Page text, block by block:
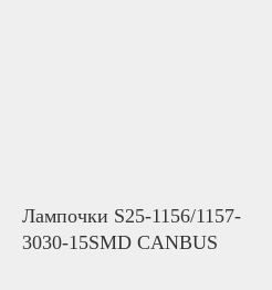
Лампочки S25-1156/1157-
3030-15SMD CANBUS